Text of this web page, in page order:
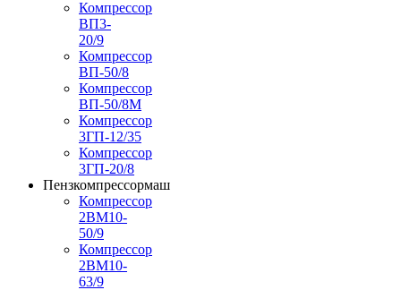
Компрессор
ВП3-
20/9
Компрессор
ВП-50/8
Компрессор
ВП-50/8М
Компрессор
3ГП-12/35
Компрессор
3ГП-20/8
Пензкомпрессормаш
Компрессор
2ВМ10-
50/9
Компрессор
2ВМ10-
63/9